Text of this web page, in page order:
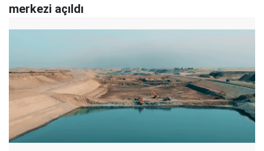
merkezi açıldı